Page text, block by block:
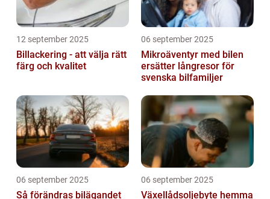
12 september 2025
Billackering - att välja rätt
färg och kvalitet
06 september 2025
Mikroäventyr med bilen
ersätter långresor för
svenska bilfamiljer
06 september 2025
Så förändras bilägandet
06 september 2025
Växellådsoljebyte hemma